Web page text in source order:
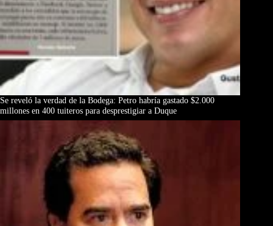
Se reveló la verdad de la Bodega: Petro habría gastado $2.000
millones en 400 tuiteros para desprestigiar a Duque